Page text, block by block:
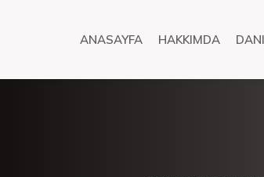
ANASAYFA HAKKIMDA